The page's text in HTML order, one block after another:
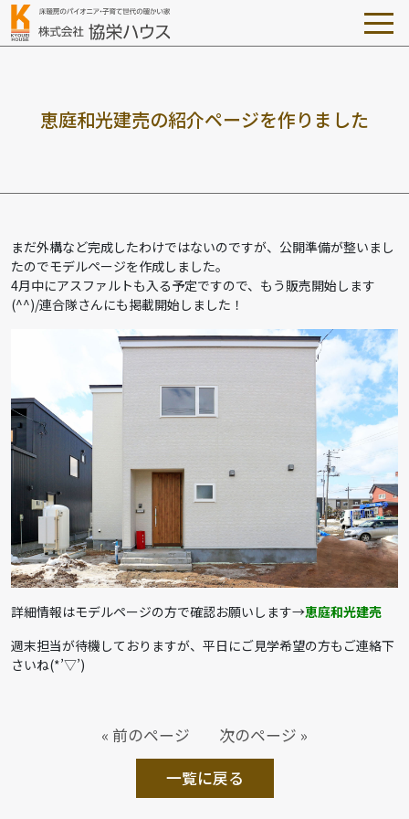
恵庭和光建売の紹介ページを作り ま した
まだ外構など完成したわけではないのですが、公開準備が整いまし
たのでモデルページを作成しました。
4月中にアスファルトも入る予定ですので、もう販売開始します
(^^)/連合隊さんにも掲載開始しました！
詳細情報はモデルページの方で確認お願いします→恵庭和光建売
週末担当が待機しておりますが、平日にご見学希望の方もご連絡下
さいね(*’▽’)
« 前のページ
一覧に戻る
次のページ »